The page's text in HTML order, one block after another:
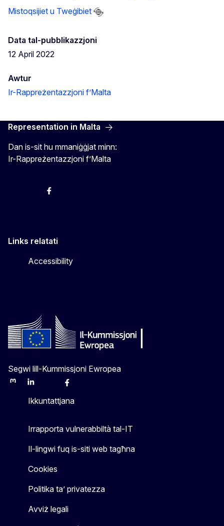
Mistoqsijiet u Tweġibiet
Data tal-pubblikazzjoni
12 April 2022
Awtur
Ir-Rappreżentazzjoni f’Malta
Representation in Malta
Dan is-sit hu mmaniġġjat minn:
Ir-Rappreżentazzjoni f’Malta
InstagramFacebook
Links relatati
Accessibility
Segwi lill-Kummissjoni Ewropea
MastodonLinkedInBlueskyFacebook
Ikkuntattjana
Irrapporta vulnerabbiltà tal-IT
Il-lingwi fuq is-siti web tagħna
Cookies
Politika ta’ privatezza
Avviż legali